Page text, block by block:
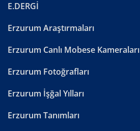
E.DERGİ
Erzurum Araştırmaları
Erzurum Canlı Mobese Kameraları
Erzurum Fotoğrafları
Erzurum İşğal Yılları
Erzurum Tanımları